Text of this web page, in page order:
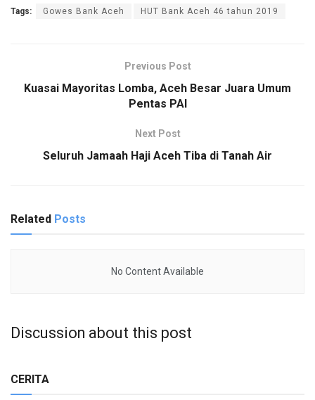
Tags: Gowes Bank Aceh HUT Bank Aceh 46 tahun 2019
Previous Post
Kuasai Mayoritas Lomba, Aceh Besar Juara Umum
Pentas PAI
Next Post
Seluruh Jamaah Haji Aceh Tiba di Tanah Air
Related Posts
No Content Available
Discussion about this post
CERITA